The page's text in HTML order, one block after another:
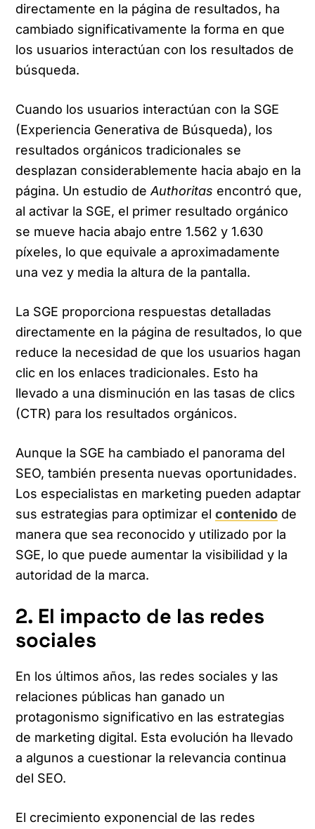
directamente en la página de resultados, ha
cambiado significativamente la forma en que
los usuarios interactúan con los resultados de
búsqueda.
Cuando los usuarios interactúan con la SGE
(Experiencia Generativa de Búsqueda), los
resultados orgánicos tradicionales se
desplazan considerablemente hacia abajo en la
página. Un estudio de Authoritas encontró que,
al activar la SGE, el primer resultado orgánico
se mueve hacia abajo entre 1.562 y 1.630
píxeles, lo que equivale a aproximadamente
una vez y media la altura de la pantalla.
La SGE proporciona respuestas detalladas
directamente en la página de resultados, lo que
reduce la necesidad de que los usuarios hagan
clic en los enlaces tradicionales. Esto ha
llevado a una disminución en las tasas de clics
(CTR) para los resultados orgánicos.
Aunque la SGE ha cambiado el panorama del
SEO, también presenta nuevas oportunidades.
Los especialistas en marketing pueden adaptar
sus estrategias para optimizar el contenido de
manera que sea reconocido y utilizado por la
SGE, lo que puede aumentar la visibilidad y la
autoridad de la marca.
2. El impacto de las redes
sociales
En los últimos años, las redes sociales y las
relaciones públicas han ganado un
protagonismo significativo en las estrategias
de marketing digital. Esta evolución ha llevado
a algunos a cuestionar la relevancia continua
del SEO.​
El crecimiento exponencial de las redes